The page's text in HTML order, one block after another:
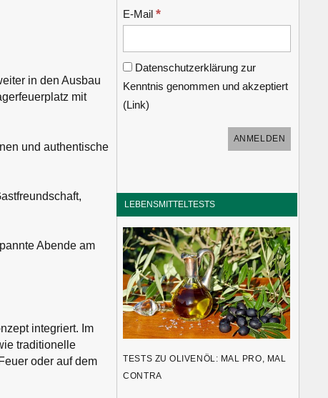
in den Ausbau
mit
und authentische
Abende am
integriert. Im
traditionelle
oder auf dem
E-Mail*
Datenschutzerklärung zur
Kenntnis genommen und akzeptiert
(Link)
LEBENSMITTELTESTS
TESTS ZU OLIVENÖL: MAL PRO, MAL
CONTRA